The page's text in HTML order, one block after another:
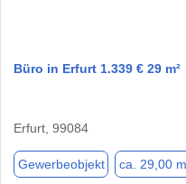
Büro in Erfurt 1.339 € 29 m²
Erfurt, 99084
Gewerbeobjekt ca. 29,00